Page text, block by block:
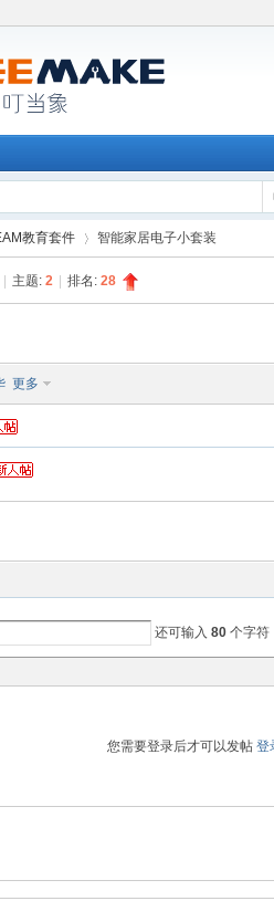
教育套件 智能家居电子小套装
主题: 2 排名: 28
更多
还可输入 80个字符
您需要登录后才可以发帖 登